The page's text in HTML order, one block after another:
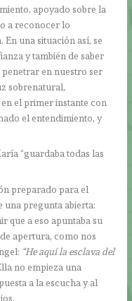
apoyado sobre la
a reconocer lo
una situación así, se
y también de saber
en nuestro ser
sobrenatural,
el primer instante con
el entendimiento, y
“guardaba todas las
preparado para el
una pregunta abierta:
que a eso apuntaba su
apertura, como nos
“He aquí la esclava del
no empieza una
a la escucha y al